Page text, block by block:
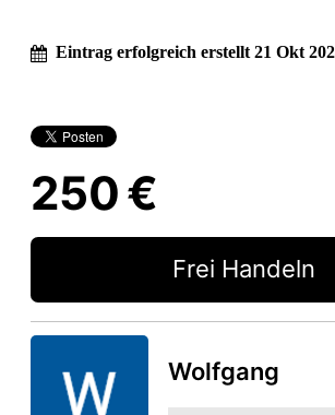
Eintrag erfolgreich erstellt 21 Okt
250 €
Frei Handeln
Wolfgang